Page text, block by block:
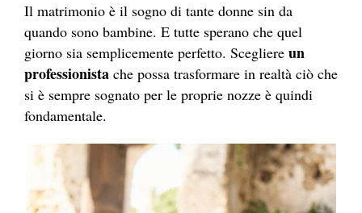
Il matrimonio è il sogno di tante donne sin da
quando sono bambine. E tutte sperano che quel
giorno sia semplicemente perfetto. Scegliere un
professionista che possa trasformare in realtà ciò che
si è sempre sognato per le proprie nozze è quindi
fondamentale.